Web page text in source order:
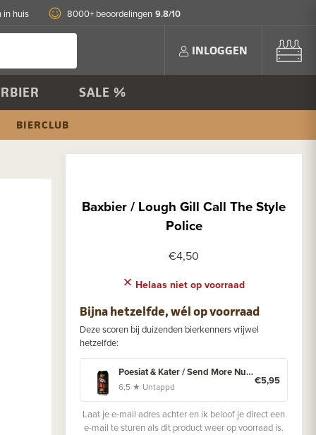
in huis 8000+ beoordelingen 9.8/10
INLOGGEN
SALE %
BIERCLUB
Baxbier / Lough Gill Call The Style
Police
€4,50
Helaas niet op voorraad
Bijna hetzelfde, wél op voorraad
Deze scoren bij duizenden bierkenners vrijwel
hetzelfde:
Poesiat & Kater / Send More Nudes / Persianlove / Authentiek Recept / Melon / Smile Factory Your House Night Pills
6,5 ★ Untappd €5,95
Laat je e-mail adres achter en ik beloof je direct een
e-mail te sturen als dit product weer op voorraad is.